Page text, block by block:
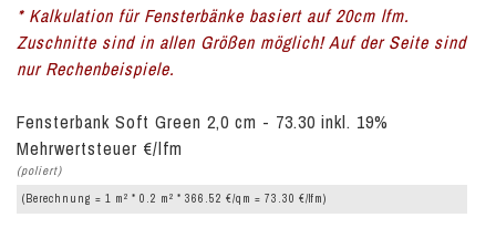
* Kalkulation für Fensterbänke basiert auf 20cm lfm.
Zuschnitte sind in allen Größen möglich! Auf der Seite sind
nur Rechenbeispiele.
Fensterbank Soft Green 2,0 cm - 73.30 inkl. 19%
Mehrwertsteuer €/lfm
(poliert)
(Berechnung = 1 m 2 * 0.2 m 2 * 366.52 €/qm = 73.30 €/lfm)